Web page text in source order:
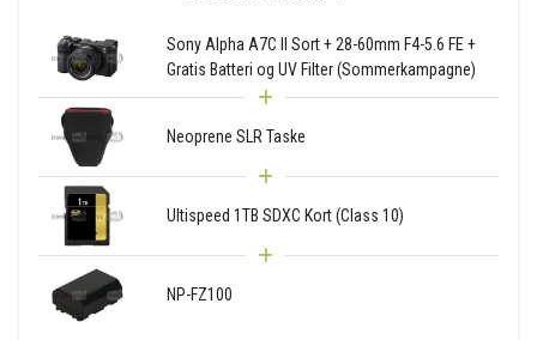
Sony Alpha A7C II Sort + 28-60mm F4-5.6 FE +
Gratis Batteri og UV Filter (Sommerkampagne)
Neoprene SLR Taske
Ultispeed 1TB SDXC Kort (Class 10)
NP-FZ100